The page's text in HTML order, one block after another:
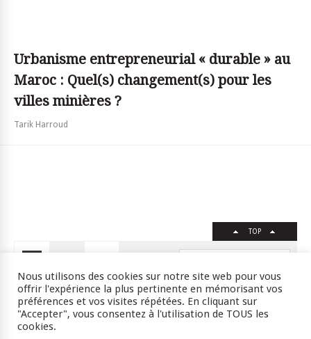
Urbanisme entrepreneurial « durable » au
Maroc : Quel(s) changement(s) pour les
villes minières ?
Tarik Harroud
TOP
Crédits RSS Plan du site
Nous utilisons des cookies sur notre site web pour vous
offrir l'expérience la plus pertinente en mémorisant vos
préférences et vos visites répétées. En cliquant sur
"Accepter", vous consentez à l'utilisation de TOUS les
cookies.